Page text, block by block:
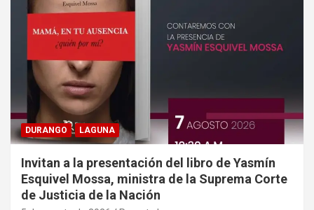
DURANGO LAGUNA
Invitan a la presentación del libro de Yasmín
Esquivel Mossa, ministra de la Suprema Corte
de Justicia de la Nación